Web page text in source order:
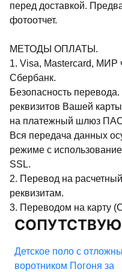
перед доставкой.
фотоотчет.
МЕТОДЫ ОПЛАТЫ.
1. Visa, Mastercard, МИР
Сбербанк.
Безопасность
реквизитов Вашей
на платежный шлюз
Вся передача данных
режиме с
SSL.
2. Перевод на
реквизитам.
3. Переводом на карту
Детское поло с
воротником Погоня за